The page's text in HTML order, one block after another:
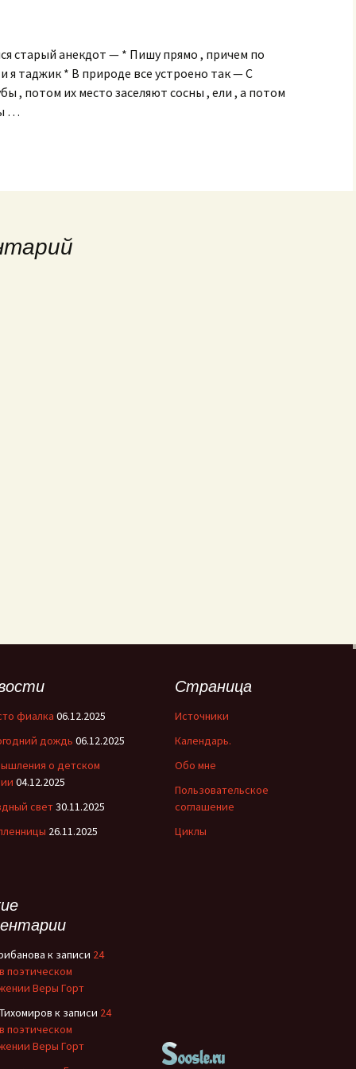
старый анекдот — * Пишу прямо , причем по
я таджик * В природе все устроено так — С
, потом их место заселяют сосны , ели , а потом
…
фиалка 06.12.2025
дождь 06.12.2025
о детском
04.12.2025
свет30.11.2025
26.11.2025
Страница
Источники
Календарь.
Обо мне
Пользовательское
соглашение
Циклы
к записи 24
поэтическом
Веры Горт
к записи 24
поэтическом
Веры Горт